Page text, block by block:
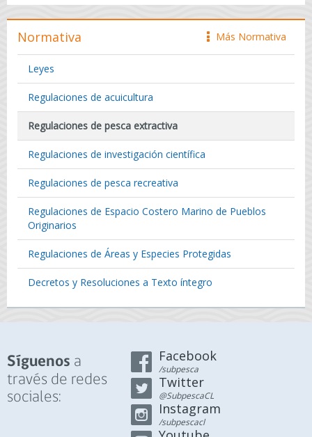
icono
Más Normativa
Normativa
Leyes
Regulaciones de acuicultura
Regulaciones de pesca extractiva
Regulaciones de investigación científica
Regulaciones de pesca recreativa
Regulaciones de Espacio Costero Marino de Pueblos
Originarios
Regulaciones de Áreas y Especies Protegidas
Decretos y Resoluciones a Texto íntegro
Síguenos a
través de redes
sociales:
Facebook
/subpesca
Twitter
@SubpescaCL
Instagram
/subpescacl